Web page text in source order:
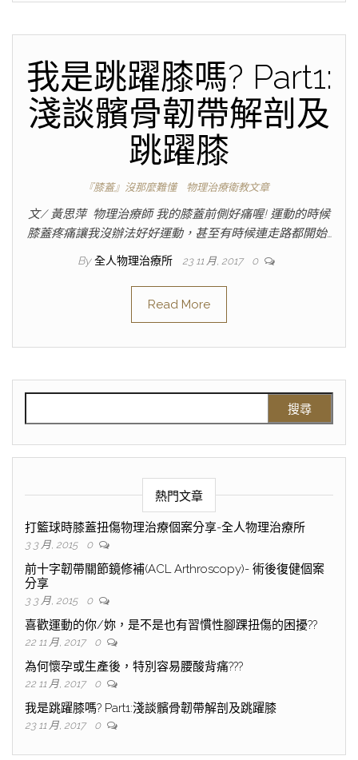
我是跳躍膝嗎? Part1:
淺談髕骨韌帶解剖及
跳躍膝
『膝蓋』沒那麼難懂 物理治療衛教文章
文/ 黃思萍 物理治療師 我的膝蓋前側好痛喔! 運動的時候
膝蓋疼痛讓我沒辦法好好運動，甚至有時候連走路都開始…
By 全人物理治療所 23 11 月, 2017 0
Read More
熱門文章
打籃球時膝蓋扭傷物理治療個案分享-全人物理治療所
3 3 月, 2015 0
前十字韌帶關節鏡修補(ACL Arthroscopy)- 術後復健個案
分享
3 3 月, 2015 0
喜歡運動的你/妳，是不是也有習慣性腳踝扭傷的困擾??
22 11 月, 2017 0
為何懷孕或生產後，特別容易腰酸背痛???
22 11 月, 2017 0
我是跳躍膝嗎? Part1:淺談髕骨韌帶解剖及跳躍膝
23 11 月, 2017 0